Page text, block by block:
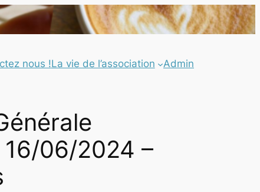
nous !La vie de l’association Admin
06/2024 –